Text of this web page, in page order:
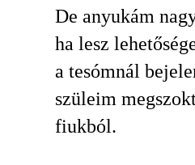
De anyukám
ha lesz
a tesómnál
szüleim
fiukból.